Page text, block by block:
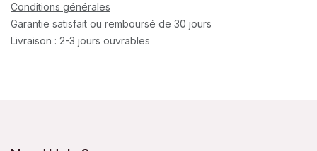
Conditions générales
Garantie satisfait ou remboursé de 30 jours
Livraison : 2-3 jours ouvrables